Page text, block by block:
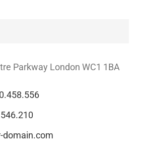
Parkway London WC1 1BA
domain.com